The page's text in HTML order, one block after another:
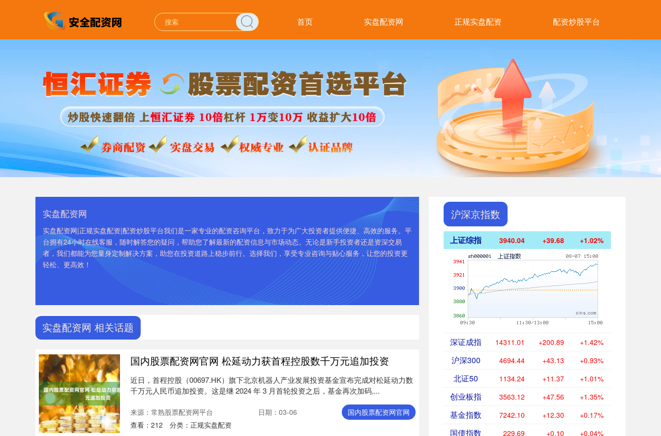
首页 实盘配资网 正规实盘配资 配资炒股平台
实盘配资网
实盘配资网|正规实盘配资|配资炒股平台我们是一家专业的配资咨询平台，致力于为广大投资者提供便捷、高效的服务。平
台拥有24小时在线客服，随时解答您的疑问，帮助您了解最新的配资信息与市场动态。无论是新手投资者还是资深交易
者，我们都能为您量身定制解决方案，助您在投资道路上稳步前行。选择我们，享受专业咨询与贴心服务，让您的投资更
轻松、更高效！
实盘配资网 相关话题
国内股票配资网官网 松延动力获首程控股数千万元追加投资
近日，首程控股（00697.HK）旗下北京机器人产业发展投资基金宣布完成对松延动力数
千万元人民币追加投资。这是继 2024 年 3 月首轮投资之后，基金再次加码....
来源：常熟股票配资网平台 日期：03-06
国内股票配资网官网
查看： 212 分类： 正规实盘配资
沪深京指数
上证综指 3940.04 +39.68 +1.02%
深证成指 14311.01 +200.89 +1.42%
沪深300 4694.44 +43.13 +0.93%
北证50 1134.24 +11.37 +1.01%
创业板指 3563.12 +47.56 +1.35%
基金指数 7242.10 +12.30 +0.17%
国债指数 229.69 +0.10 +0.04%